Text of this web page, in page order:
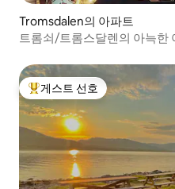
Tromsdalen의 아파트
트롬쇠/트롬스달렌의 아늑한
상위 게스트 선호
게스트 선호